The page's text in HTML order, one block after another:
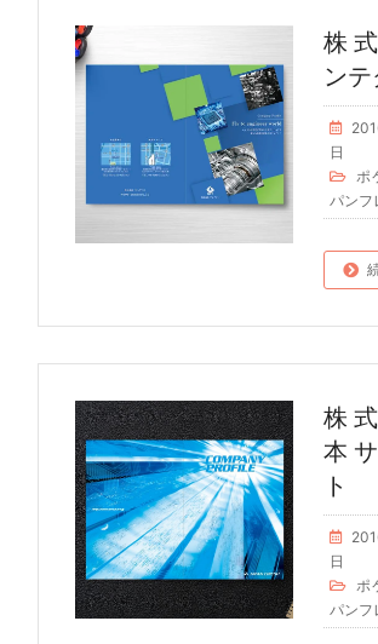
株
ンテ
日
ポ
パンフ
株
本
ト
日
ポ
パンフ